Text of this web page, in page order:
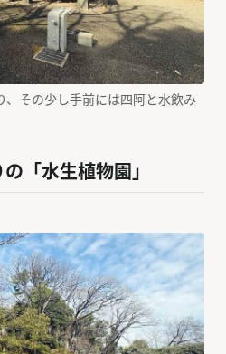
、その少し手前には四阿と水飲み
「水生植物園」